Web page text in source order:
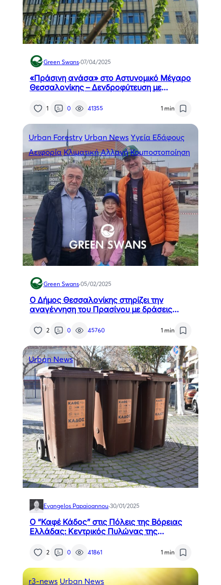
Green Swans·07/04/2025
«Πράσινη ανάσα» στο Αστυνομικό Μέγαρο
Θεσσαλονίκης – Δενδροφύτευση με
1 0 41355 1 min
Urban Forestry Urban News Yγεία Εδάφους
Αειφορία Κλιματική Αλλαγή Κομποστοποίηση
Green Swans·05/02/2025
Ο Δήμος Θεσσαλονίκης στηρίζει την
αναγέννηση του Πρασίνου με δράσεις
2 0 45760 1 min
Urban News
Evangelos Papaioannou·30/01/2025
Ο “Καφέ Κάδος” στις Πόλεις της Βόρειας
Ελλάδας: Κεντρικός Πυλώνας της
2 0 41861 1 min
r3-news Urban News